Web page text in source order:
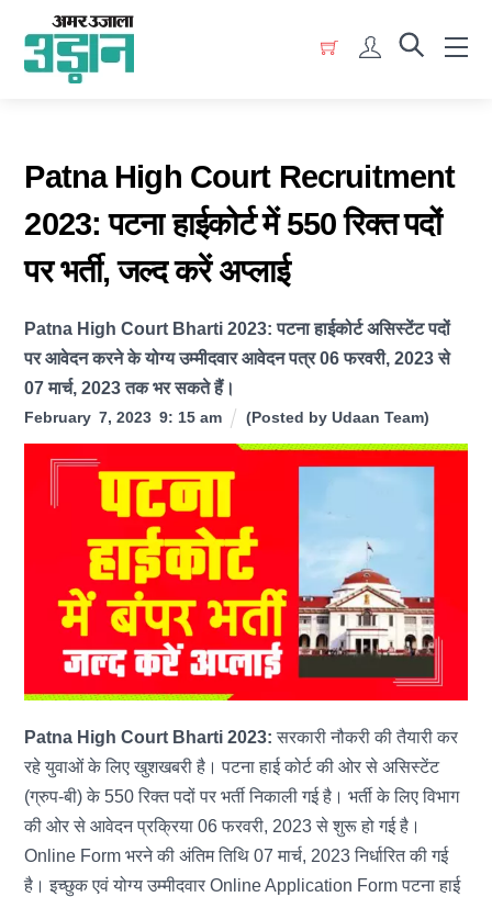
content
Account
Menu
Patna High Court Recruitment
2023: पटना हाईकोर्ट में 550 रिक्त पदों
पर भर्ती, जल्द करें अप्लाई
Patna High Court Bharti 2023: पटना हाईकोर्ट असिस्टेंट पदों
पर आवेदन करने के योग्य उम्मीदवार आवेदन पत्र 06 फरवरी, 2023 से
07 मार्च, 2023 तक भर सकते हैं।
February 7,2023 9:15 am (Posted by Udaan Team)
Patna High Court Bharti 2023: सरकारी नौकरी की तैयारी कर
रहे युवाओं के लिए खुशखबरी है। पटना हाई कोर्ट की ओर से असिस्टेंट
(ग्रुप-बी) के 550 रिक्त पदों पर भर्ती निकाली गई है। भर्ती के लिए विभाग
की ओर से आवेदन प्रक्रिया 06 फरवरी, 2023 से शुरू हो गई है।
Online Form भरने की अंतिम तिथि 07 मार्च, 2023 निर्धारित की गई
है। इच्छुक एवं योग्य उम्मीदवार Online Application Form पटना हाई